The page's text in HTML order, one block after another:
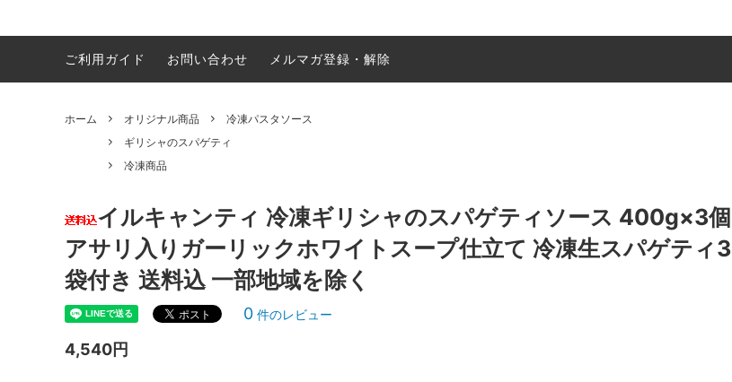
メール便配送
ご利用ガイド お問い合わせ メルマガ登録・解除
ホーム オリジナル商品
冷凍パスタソース
ギリシャのスパゲティ
冷凍商品
イルキャンティ 冷凍ギリシャのスパゲティソース 400g×3個
アサリ入りガーリックホワイトスープ仕立て 冷凍生スパゲティ3
袋付き 送料込 一部地域を除く
0 件のレビュー
4,540円